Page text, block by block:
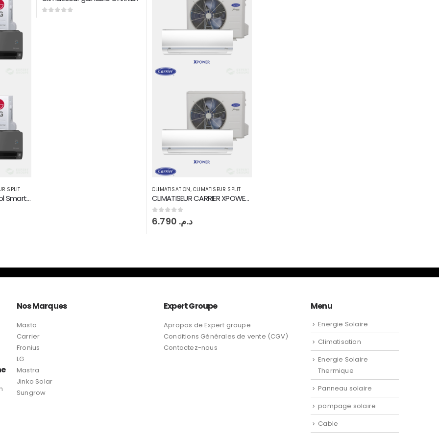
Nos Marques
Masta
Carrier
Fronius
LG
Mastra
Jinko Solar
Sungrow
Expert Groupe
Apropos de Expert groupe
Conditions Générales de vente (CGV)
Contactez-nous
Menu
Energie Solaire
Climatisation
Energie Solaire
Thermique
Panneau solaire
pompage solaire
Cable